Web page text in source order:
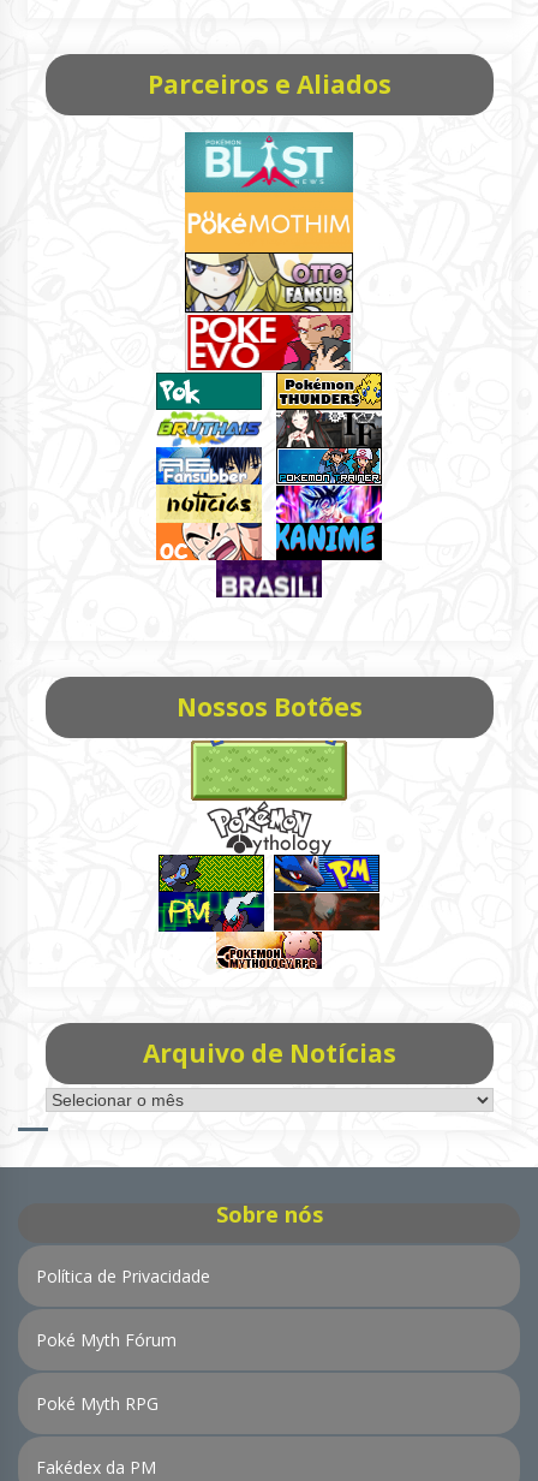
Parceiros e Aliados
Nossos Botões
Arquivo de Notícias
Arquivo
de
Sobre nós
Política de Privacidade
Poké Myth Fórum
Poké Myth RPG
Fakédex da PM